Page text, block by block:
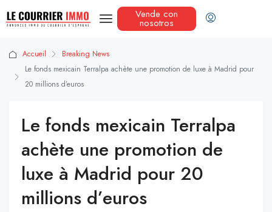
Vende con
nosotros
Accueil
Breaking News
Le fonds mexicain Terralpa achète une promotion de luxe à Madrid pour
20 millions d’euros
Le fonds mexicain Terralpa
achète une promotion de
luxe à Madrid pour 20
millions d’euros